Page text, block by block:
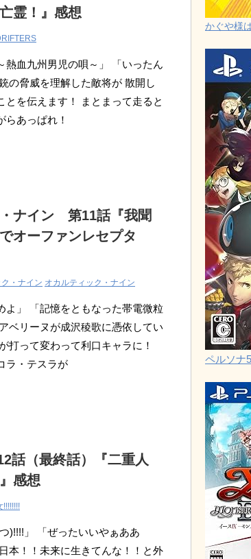
霊！』感想
熱血九州男児の唄～」 「いったん
の脅威を理解した敵将が 散開し
とを伝えます！ まとまって走ると
らあっぱれ！
ナイン 第11話『我聞
オーファンレセプタ
・ナイン オカルティック・ナイン
よ」 「記憶をともなった帯電微粒
ベリーヌが成沢稜歌に憑依してい
打って変わって利口キャラに！
ラ・テスラが
（最終話）『二重人
感想
!!!!!!!!
)!!!!」 「ぜったいいやぁああ
本！！未来に生きてんな！！と外
かぐや様
ペルソナ